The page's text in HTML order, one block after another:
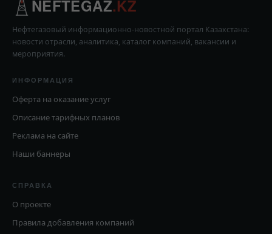
NEFTEGAZ.KZ
Нефтегазовый информационно-новостной портал Казахстана:
новости отрасли, аналитика, каталог компаний, вакансии и
мероприятия.
ИНФОРМАЦИЯ
Оферта на оказание услуг
Описание тарифных планов
Реклама на сайте
Наши баннеры
СПРАВКА
О проекте
Правила добавления компаний